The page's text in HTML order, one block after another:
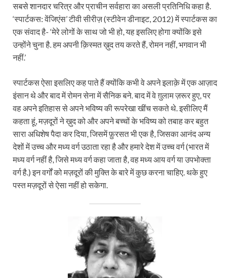
सबसे शानदार चरित्र और प्राचीन सर्वहारा का असली प्रतिनिधि कहा है.
‘स्पार्टकस: वेंजिएंस’ टीवी सीरीज़ (स्टीवेन डीनाइट, 2012) में स्पार्टकस का
एक संवाद है- ‘मेरे लोगों के साथ जो भी हो, यह इसलिए होगा क्योंकि इसे
उन्होंने चुना है. हम अपनी क़िस्मत ख़ुद तय करते हैं, रोमन नहीं, भगवान भी
नहीं.’
स्पार्टकस ऐसा इसलिए कह पाते हैं क्योंकि कभी वे अपने इलाक़े में एक आज़ाद
इंसान थे और बाद में रोमन सेना में सैनिक बने. बाद में वे ग़ुलाम ज़रूर हुए, पर
वह अपने इतिहास से अपने भविष्य की रूपरेखा खींच सकते थे. इसीलिए मैं
कहता हूं, मज़दूरों ने ख़ुद को और अपने बच्चों के भविष्य को तबाह कर बहुत
सारा अधिशेष पैदा कर दिया, जिसमें फ़ुरसत भी एक है, जिसका आनंद अन्य
देशों में उच्च और मध्य वर्ग उठाता रहा है और हमारे देश में उच्च वर्ग (भारत में
मध्य वर्ग नहीं है, जिसे मध्य वर्ग कहा जाता है, वह मध्य आय वर्ग या उपभोक्ता
वर्ग है.) इन वर्गों को मज़दूरों की मुक्ति के बारे में कुछ करना चाहिए. थके हुए
पस्त मज़दूरों से ऐसा नहीं हो सकेगा.